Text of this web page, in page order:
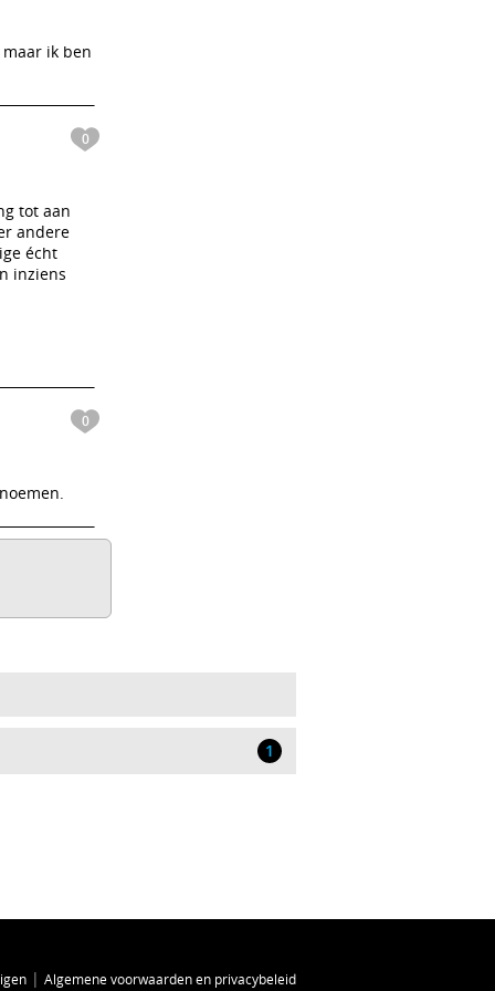
ik ben
0
tot aan
andere
écht
inziens
0
1
| Algemene voorwaarden en privacybeleid